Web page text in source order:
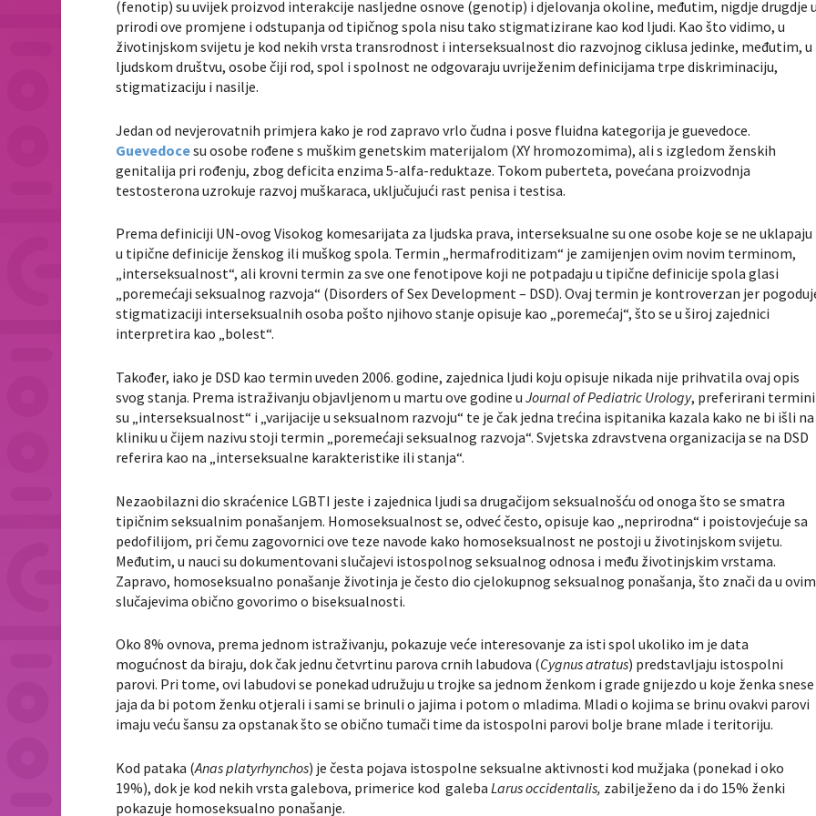
(fenotip) su uvijek proizvod interakcije nasljedne osnove (genotip) i djelovanja okoline, međutim, nigdje drugdje
prirodi ove promjene i odstupanja od tipičnog spola nisu tako stigmatizirane kao kod ljudi. Kao što vidimo, u
životinjskom svijetu je kod nekih vrsta transrodnost i interseksualnost dio razvojnog ciklusa jedinke, međutim, u
ljudskom društvu, osobe čiji rod, spol i spolnost ne odgovaraju uvriježenim definicijama trpe diskriminaciju,
stigmatizaciju i nasilje.
Jedan od nevjerovatnih primjera kako je rod zapravo vrlo čudna i posve fluidna kategorija je guevedoce.
Guevedocesu osobe rođene s muškim genetskim materijalom (XY hromozomima), ali s izgledom ženskih
genitalija pri rođenju, zbog deficita enzima 5-alfa-reduktaze. Tokom puberteta, povećana proizvodnja
testosterona uzrokuje razvoj muškaraca, uključujući rast penisa i testisa.
Prema definiciji UN-ovog Visokog komesarijata za ljudska prava, interseksualne su one osobe koje se ne uklapaju
u tipične definicije ženskog ili muškog spola. Termin „hermafroditizam“ je zamijenjen ovim novim terminom,
„interseksualnost“, ali krovni termin za sve one fenotipove koji ne potpadaju u tipične definicije spola glasi
„poremećaji seksualnog razvoja“ (Disorders of Sex Development – DSD). Ovaj termin je kontroverzan jer
stigmatizaciji interseksualnih osoba pošto njihovo stanje opisuje kao „poremećaj“, što se u široj zajednici
interpretira kao „bolest“.
Također, iako je DSD kao termin uveden 2006. godine, zajednica ljudi koju opisuje nikada nije prihvatila ovaj opis
svog stanja. Prema istraživanju objavljenom u martu ove godine uJournal of Pediatric Urology, preferirani termini
su „interseksualnost“ i „varijacije u seksualnom razvoju“ te je čak jedna trećina ispitanika kazala kako ne bi išli na
kliniku u čijem nazivu stoji termin „poremećaji seksualnog razvoja“. Svjetska zdravstvena organizacija se na DSD
referira kao na „interseksualne karakteristike ili stanja“.
Nezaobilazni dio skraćenice LGBTI jeste i zajednica ljudi sa drugačijom seksualnošću od onoga što se smatra
tipičnim seksualnim ponašanjem. Homoseksualnost se, odveć često, opisuje kao „neprirodna“ i poistovjećuje sa
pedofilijom, pri čemu zagovornici ove teze navode kako homoseksualnost ne postoji u životinjskom svijetu.
Međutim, u nauci su dokumentovani slučajevi istospolnog seksualnog odnosa i među životinjskim vrstama.
Zapravo, homoseksualno ponašanje životinja je često dio cjelokupnog seksualnog ponašanja, što znači da u ovim
slučajevima obično govorimo o biseksualnosti.
Oko 8% ovnova, prema jednom istraživanju, pokazuje veće interesovanje za isti spol ukoliko im je data
mogućnost da biraju, dok čak jednu četvrtinu parova crnih labudova (Cygnus atratus) predstavljaju istospolni
parovi. Pri tome, ovi labudovi se ponekad udružuju u trojke sa jednom ženkom i grade gnijezdo u koje ženka snese
jaja da bi potom ženku otjerali i sami se brinuli o jajima i potom o mladima. Mladi o kojima se brinu ovakvi parovi
imaju veću šansu za opstanak što se obično tumači time da istospolni parovi bolje brane mlade i teritoriju.
Kod pataka (Anas platyrhynchos) je česta pojava istospolne seksualne aktivnosti kod mužjaka (ponekad i oko
19%), dok je kod nekih vrsta galebova, primerice kod galebaLarus occidentalis, zabilježeno da i do 15% ženki
pokazuje homoseksualno ponašanje.